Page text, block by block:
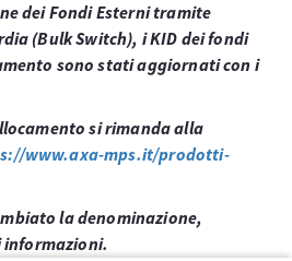
dei Fondi Esterni tramite
(Bulk Switch), i KID dei fondi
sono stati aggiornati con i
si rimanda alla
www.axa-mps.it/prodotti-
la denominazione,